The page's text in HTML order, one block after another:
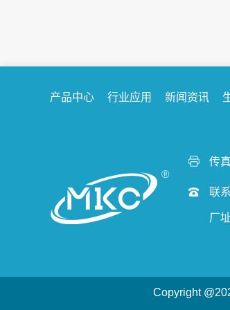
产品中心 行业应用 新闻资讯
传
联
厂
Copyright